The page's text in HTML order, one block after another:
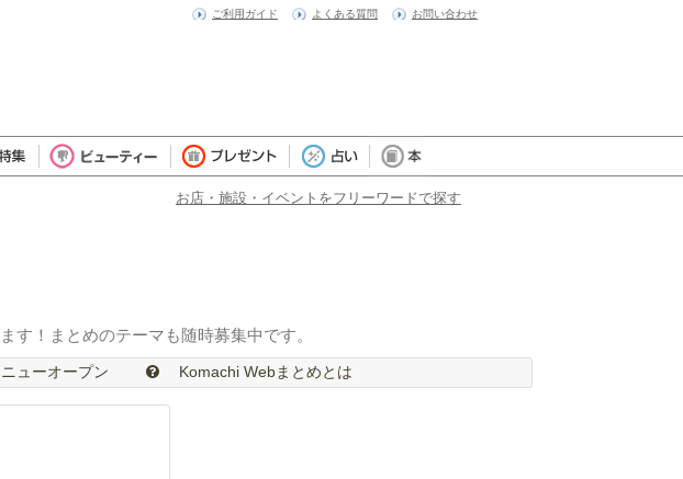
ご利用ガイド よくある質問 お問い合わせ
お店・施設・イベントをフリーワードで探す
す！まとめのテーマも随時募集中です。
ューオープン Komachi Webまとめとは